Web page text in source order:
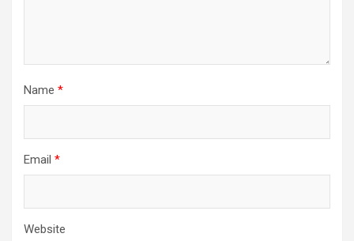
Name *
Email *
Website